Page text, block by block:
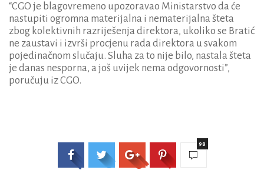
“CGO je blagovremeno upozoravao Ministarstvo da će
nastupiti ogromna materijalna i nematerijalna šteta
zbog kolektivnih razriješenja direktora, ukoliko se Bratić
ne zaustavi i izvrši procjenu rada direktora u svakom
pojedinačnom slučaju. Sluha za to nije bilo, nastala šteta
je danas nesporna, a još uvijek nema odgovornosti”,
poručuju iz CGO.
98